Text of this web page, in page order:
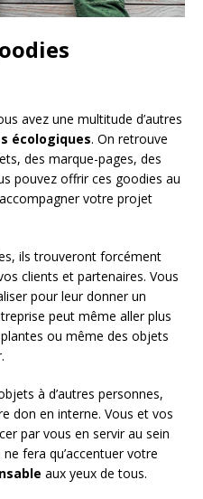
avez une multitude d’autres
écologiques. On retrouve
des marque-pages, des
pouvez offrir ces goodies au
votre projet
ils trouveront forcément
clients et partenaires. Vous
pour leur donner un
peut même aller plus
ou même des objets
à d’autres personnes,
don en interne. Vous et vos
par vous en servir au sein
fera qu’accentuer votre
aux yeux de tous.